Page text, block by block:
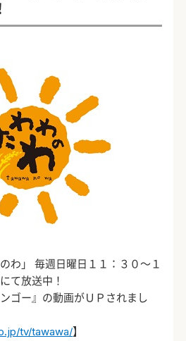
わ」 毎週日曜日１１：３０～１
て放送中！
ゴー』の動画がＵＰされまし
tv/tawawa/】